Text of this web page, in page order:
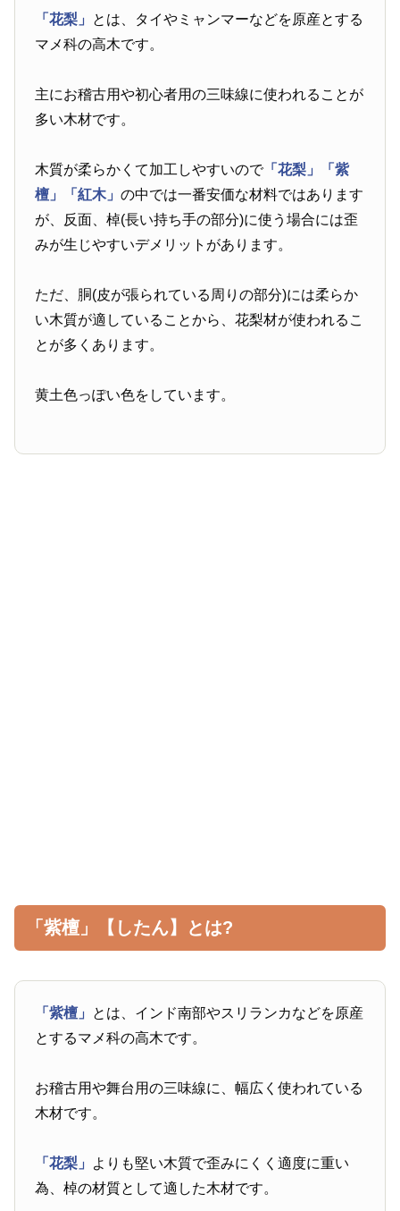
「花梨」 とは、タイやミャンマーなどを原産とする
マメ科の高木です。
主にお稽古用や初心者用の三味線に使われることが
多い木材です。
木質が柔らかくて加工しやすいので「花梨」
「紫
檀」
「紅木」の中では一番安価な材料ではあります
が、反面、棹(長い持ち手の部分)に使う場合には歪
みが生じやすいデメリットがあります。
ただ、胴(皮が張られている周りの部分)には柔らか
い木質が適していることから、花梨材が使われるこ
とが多くあります。
黄土色っぽい色をしています。
「紫檀」【したん】とは?
「紫檀」 とは、インド南部やスリランカなどを原産
とするマメ科の高木です。
お稽古用や舞台用の三味線に、幅広く使われている
木材です。
「花梨」 よりも堅い木質で歪みにくく適度に重い
為、棹の材質として適した木材です。